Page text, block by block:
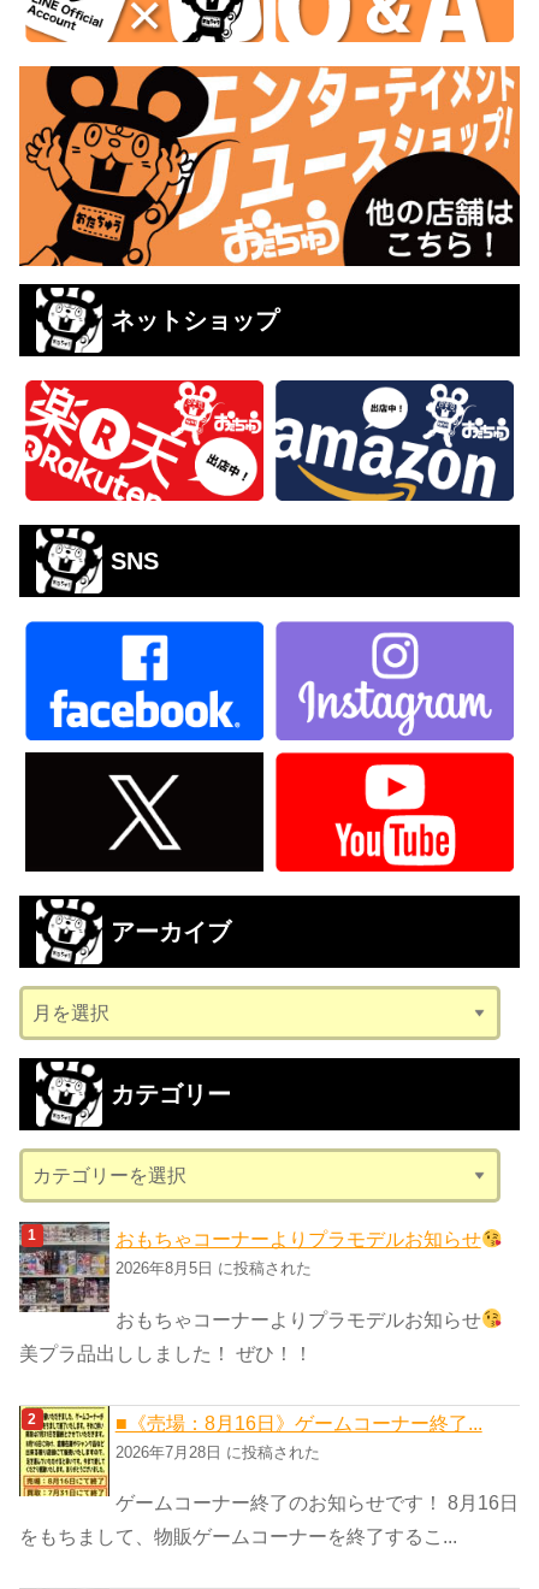
ネットショップ
SNS
アーカイブ
ー
カ
ブ
カテゴリー
テ
ゴ
リ
ー
おもちゃコーナーよりプラモデルお知らせ
2026年8月5日 に投稿された
おもちゃコーナーよりプラモデルお知らせ
美プラ品出ししました！ ぜひ！！
■《売場：8月16日》ゲームコーナー終了...
2026年7月28日 に投稿された
ゲームコーナー終了のお知らせです！ 8月16日
をもちまして、物販ゲームコーナーを終了するこ...